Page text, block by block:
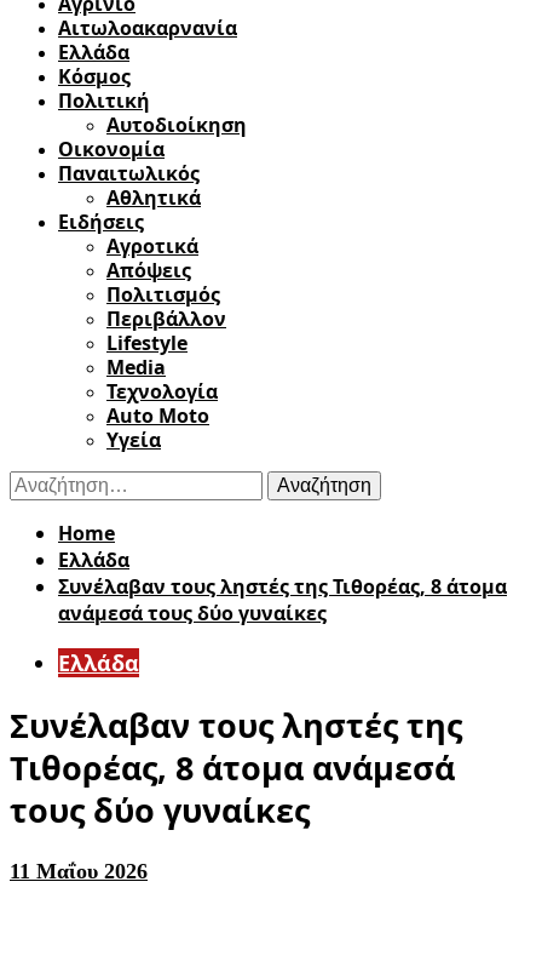
Αιτωλοακαρνανία
Ελλάδα
Κόσμος
Πολιτική
Αυτοδιοίκηση
Οικονομία
Παναιτωλικός
Αθλητικά
Ειδήσεις
Αγροτικά
Απόψεις
Πολιτισμός
Περιβάλλον
Lifestyle
Media
Τεχνολογία
Auto Moto
Υγεία
Αναζήτηση
για:
Home
Ελλάδα
Συνέλαβαν τους ληστές της Τιθορέας, 8 άτομα
ανάμεσά τους δύο γυναίκες
Ελλάδα
Συνέλαβαν τους ληστές της
Τιθορέας, 8 άτομα ανάμεσά
τους δύο γυναίκες
11 Μαΐου 2026